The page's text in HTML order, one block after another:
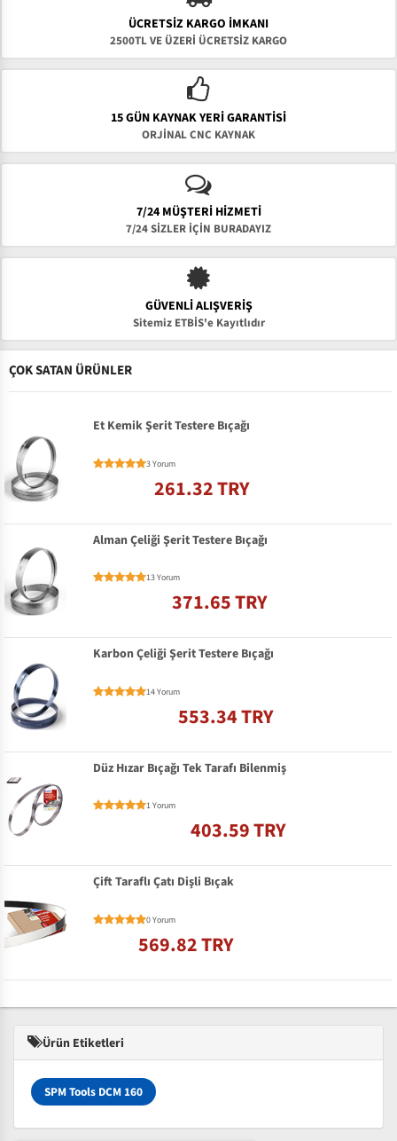
ÜCRETSIZ KARGO İMKANI
2500TL VE ÜZERİ ÜCRETSİZ KARGO
15 GÜN KAYNAK YERI GARANTISI
ORJİNAL CNC KAYNAK
7/24 MÜŞTERİ HİZMETİ
7/24 SİZLER İÇİN BURADAYIZ
GÜVENLI ALIŞVERIŞ
Sitemiz ETBİS'e Kayıtlıdır
ÇOK SATAN ÜRÜNLER
Et Kemik Şerit Testere Bıçağı
3 Yorum
261.32 TRY
Alman Çeliği Şerit Testere Bıçağı
13 Yorum
371.65 TRY
Karbon Çeliği Şerit Testere Bıçağı
14 Yorum
553.34 TRY
Düz Hızar Bıçağı Tek Tarafı Bilenmiş
1 Yorum
403.59 TRY
Çift Taraflı Çatı Dişli Bıçak
0 Yorum
569.82 TRY
Ürün Etiketleri
SPM Tools DCM 160